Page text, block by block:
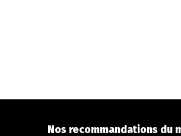
Nos recommandations du